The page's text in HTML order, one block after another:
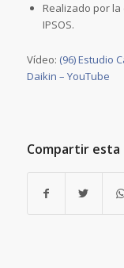
Realizado por
IPSOS.
Vídeo: (96) Estudio
Daikin – YouTube
Compartir